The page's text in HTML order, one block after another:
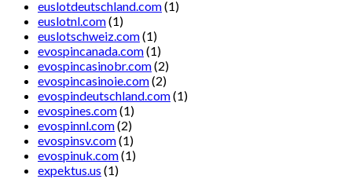
euslotdeutschland.com(1)
euslotnl.com(1)
euslotschweiz.com(1)
evospincanada.com(1)
evospincasinobr.com(2)
evospincasinoie.com(2)
evospindeutschland.com(1)
evospines.com(1)
evospinnl.com(2)
evospinsv.com(1)
evospinuk.com(1)
expektus.us (1)